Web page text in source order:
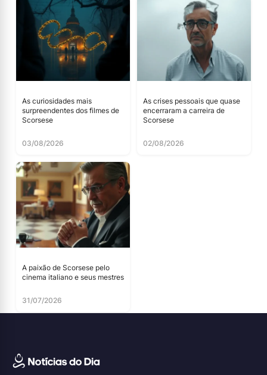
As curiosidades mais
surpreendentes dos filmes de
Scorsese
03/08/2026
As crises pessoais que quase
encerraram a carreira de
Scorsese
02/08/2026
A paixão de Scorsese pelo
cinema italiano e seus mestres
31/07/2026